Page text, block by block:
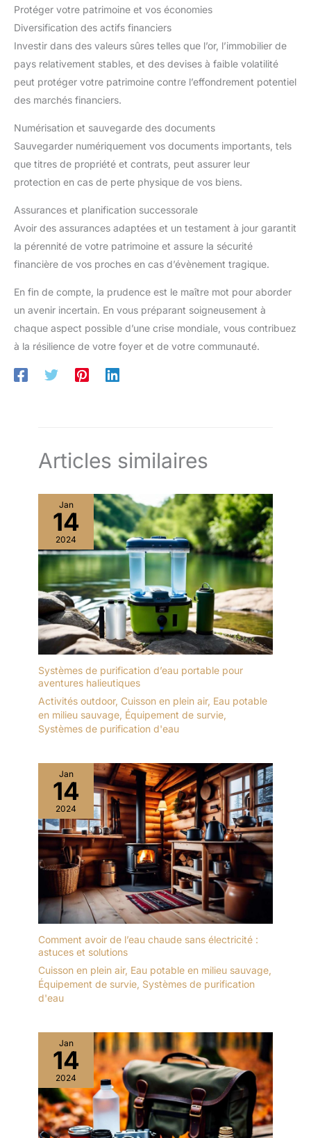
Protéger votre patrimoine et vos économies
Diversification des actifs financiers
Investir dans des valeurs sûres telles que l’or, l’immobilier de
pays relativement stables, et des devises à faible volatilité
peut protéger votre patrimoine contre l’effondrement potentiel
des marchés financiers.
Numérisation et sauvegarde des documents
Sauvegarder numériquement vos documents importants, tels
que titres de propriété et contrats, peut assurer leur
protection en cas de perte physique de vos biens.
Assurances et planification successorale
Avoir des assurances adaptées et un testament à jour garantit
la pérennité de votre patrimoine et assure la sécurité
financière de vos proches en cas d’évènement tragique.
En fin de compte, la prudence est le maître mot pour aborder
un avenir incertain. En vous préparant soigneusement à
chaque aspect possible d’une crise mondiale, vous contribuez
à la résilience de votre foyer et de votre communauté.
Articles similaires
Jan
14
2024
Systèmes de purification d’eau portable pour
aventures halieutiques
Activités outdoor, Cuisson en plein air, Eau potable
en milieu sauvage, Équipement de survie,
Systèmes de purification d'eau
Jan
14
2024
Comment avoir de l’eau chaude sans électricité :
astuces et solutions
Cuisson en plein air, Eau potable en milieu sauvage,
Équipement de survie, Systèmes de purification
d'eau
Jan
14
2024